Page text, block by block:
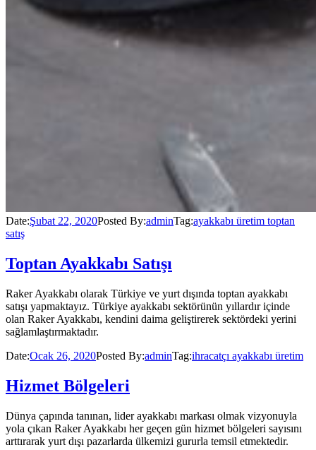
Date:Şubat 22, 2020Posted By:adminTag:ayakkabı üretim toptan
satış
Toptan Ayakkabı Satışı
Raker Ayakkabı olarak Türkiye ve yurt dışında toptan ayakkabı
satışı yapmaktayız. Türkiye ayakkabı sektörünün yıllardır içinde
olan Raker Ayakkabı, kendini daima geliştirerek sektördeki yerini
sağlamlaştırmaktadır.
Date:Ocak 26, 2020Posted By:adminTag:ihracatçı ayakkabı üretim
Hizmet Bölgeleri
Dünya çapında tanınan, lider ayakkabı markası olmak vizyonuyla
yola çıkan Raker Ayakkabı her geçen gün hizmet bölgeleri sayısını
arttırarak yurt dışı pazarlarda ülkemizi gururla temsil etmektedir.